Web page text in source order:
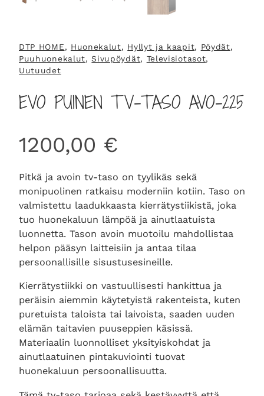
DTP HOME, Huonekalut, Hyllyt ja kaapit, Pöydät
Puuhuonekalut, Sivupöydät, Televisiotasot
Uutuudet
EVO PUINEN TV-TASO AVO-225
1200,00 €
Pitkä ja avoin tv-taso on tyylikäs sekä
monipuolinen ratkaisu moderniin kotiin. Taso on
valmistettu laadukkaasta kierrätystiikistä, joka
tuo huonekaluun lämpöä ja ainutlaatuista
luonnetta. Tason avoin muotoilu mahdollistaa
helpon pääsyn laitteisiin ja antaa tilaa
persoonallisille sisustusesineille.
Kierrätystiikki on vastuullisesti hankittua ja
peräisin aiemmin käytetyistä rakenteista, kuten
puretuista taloista tai laivoista, saaden uuden
elämän taitavien puuseppien käsissä.
Materiaalin luonnolliset yksityiskohdat ja
ainutlaatuinen pintakuviointi tuovat
huonekaluun persoonallisuutta.